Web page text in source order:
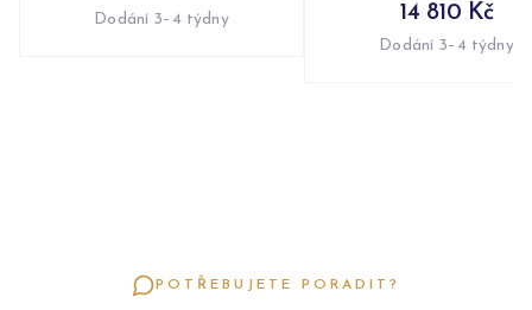
Dodání 3–4 týdny 14 810 Kč
Dodání 3–4 týdny
POTŘEBUJETE PORADIT?